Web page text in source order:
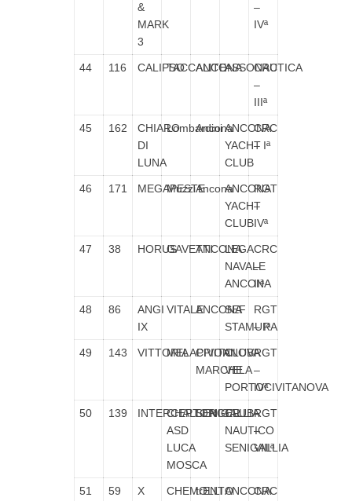
&
MARK
3
–
IVª
44 116 CALIPSOTACCALITE
ANCONAASSONAUTICA
CRC
–
IIIª
45 162
CHIARO
DI
LUNA
Lombardini
AnconaANCONA
YACHT
CLUB
CRC
– Iª
46 171 MEGAPESTE
MuzziAnconaANCONA
YACHT
CLUB
RGT
–
IVª
47 38 HORUSGAVETTIANCONA
LEGA
NAVALE
ANCONA
CRC
–
IIª
48 86
ANGI
IX
VITALEANCONA
SEF
STAMURA
RGT
– Iª
49 143 VITTORIAMELAPPIONI
CIVITANOVA
MARCHE
CLUB
VELA
PORTOCIVITANOVA
RGT
–
IVª
50 139 INTERCEPTOR
CHALLENGER
ASD
LUCA
MOSCA
SENIGALLIA
CLUB
NAUTICO
SENIGALLIA
RGT
–
VIIIª
51 59
X
CHEMOLLI
trENTOANCONA
CRC